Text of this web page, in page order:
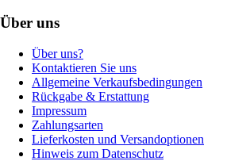
Über uns
Über uns?
Kontaktieren Sie uns
Allgemeine Verkaufsbedingungen
Rückgabe & Erstattung
Impressum
Zahlungsarten
Lieferkosten und Versandoptionen
Hinweis zum Datenschutz